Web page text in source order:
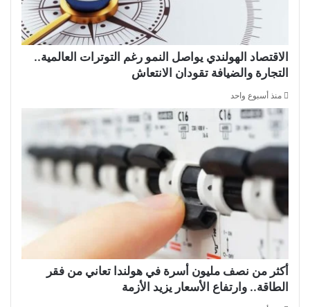
الاقتصاد الهولندي يواصل النمو رغم التوترات العالمية..
التجارة والضيافة تقودان الانتعاش
منذ أسبوع واحد
أكثر من نصف مليون أسرة في هولندا تعاني من فقر
الطاقة.. وارتفاع الأسعار يزيد الأزمة